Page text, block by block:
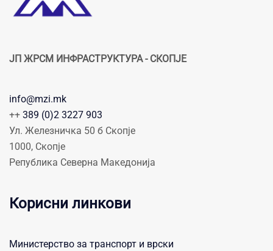
ЈП ЖРСМ ИНФРАСТРУКТУРА - СКОПЈЕ
info@mzi.mk
++ 389 (0)2 3227 903
Ул. Железничка 50 б Скопје
1000, Скопје
Република Северна Македонија
Корисни линкови
Министерство за транспорт и врски